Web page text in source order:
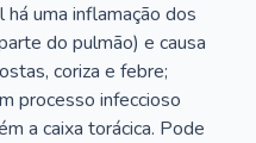
há uma inflamação dos
do pulmão) e causa
coriza e febre;
processo infeccioso
a caixa torácica. Pode